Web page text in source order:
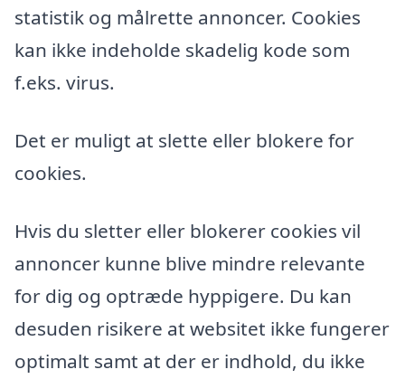
statistik og målrette annoncer. Cookies
kan ikke indeholde skadelig kode som
f.eks. virus.
Det er muligt at slette eller blokere for
cookies.
Hvis du sletter eller blokerer cookies vil
annoncer kunne blive mindre relevante
for dig og optræde hyppigere. Du kan
desuden risikere at websitet ikke fungerer
optimalt samt at der er indhold, du ikke